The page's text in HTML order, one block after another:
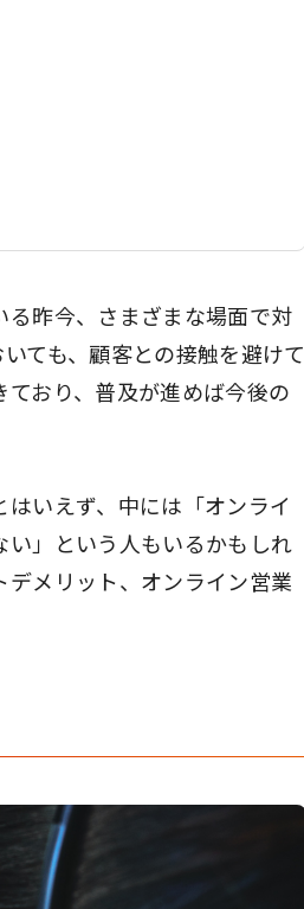
昨今、さまざまな場面で対
ても、顧客との接触を避けて
おり、普及が進めば今後の
いえず、中には「オンライ
い」という人もいるかもしれ
メリット、オンライン営業